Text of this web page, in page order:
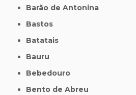
Barão de Antonina
Bastos
Batatais
Bauru
Bebedouro
Bento de Abreu